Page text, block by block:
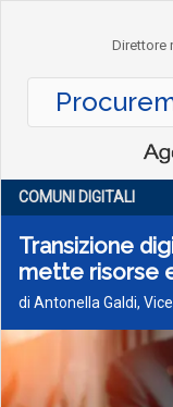
Direttore
COMUNI DIGITALI
Transizione
mette risorse
di Antonella Galdi,